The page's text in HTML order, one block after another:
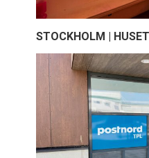
STOCKHOLM |